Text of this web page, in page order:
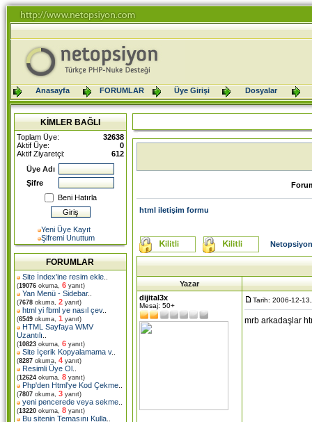
Anasayfa FORUMLAR Üye Girişi Dosyalar
KİMLER BAĞLI
Toplam Üye:
32638
Aktif Üye:
0
Aktif Ziyaretçi:
612
Üye Adı
Şifre
Beni Hatırla
Yeni Üye Kayıt
Şifremi Unuttum
FORUMLAR
Site İndex'ine resim ekle
(19076 okuma, 6 yanıt)
Yan Menü - Sidebar..
(7678 okuma, 2 yanıt)
html yi fbml ye nasıl çev..
(6549 okuma, 1 yanıt)
HTML Sayfaya WMV
Uzantılı
(10823 okuma, 6 yanıt)
Site İçerik Kopyalamama v..
(8287 okuma, 4 yanıt)
Resimli Üye Ol
(12624 okuma, 8 yanıt)
Php'den Html'ye Kod Çekme
(7807 okuma, 3 yanıt)
yeni pencerede veya sekme
(13220 okuma, 8 yanıt)
Bu sitenin Temasını Kulla
html iletişim formu
Yazar
dijital3x
Mesaj: 50+
Tarih: 2006-12-
mrb arkadaşlar